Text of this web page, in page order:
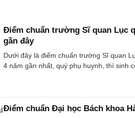
Điểm chuẩn trường Sĩ quan Lục
gần đây
Dưới đây là điểm chuẩn trường Sĩ quan
4 năm gần nhất, quý phụ huynh, thí sinh
Điểm chuẩn Đại học Bách khoa